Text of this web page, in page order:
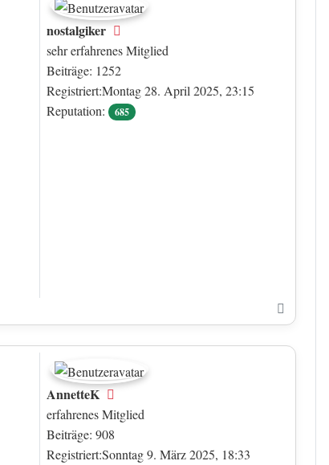
nostalgiker
sehr erfahrenes Mitglied
Beiträge: 1252
Registriert:Montag 28. April 2025, 23:15
Reputation:
685
AnnetteK
erfahrenes Mitglied
Beiträge: 908
Registriert:Sonntag 9. März 2025, 18:33